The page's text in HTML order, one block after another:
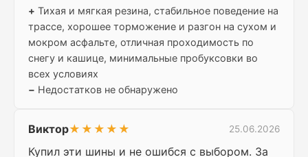
+ Тихая и мягкая резина, стабильное поведение на
трассе, хорошее торможение и разгон на сухом и
мокром асфальте, отличная проходимость по
снегу и кашице, минимальные пробуксовки во
всех условиях
− Недостатков не обнаружено
Виктор★★★★★ 25.06.2026
Купил эти шины и не ошибся с выбором. За